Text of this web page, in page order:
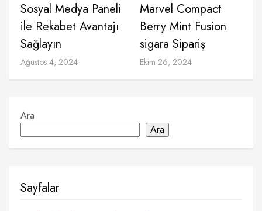
Sosyal Medya Paneli
ile Rekabet Avantajı
Sağlayın
Ağustos 4, 2024
Marvel Compact
Berry Mint Fusion
sigara Sipariş
Ekim 26, 2024
Ara
Ara
Sayfalar